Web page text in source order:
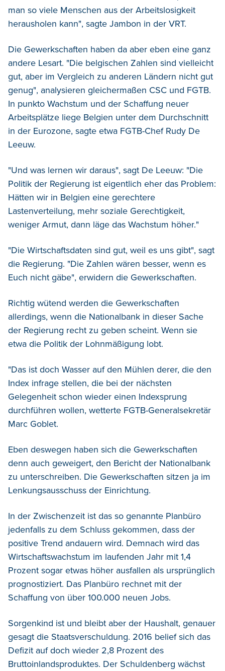
man so viele Menschen aus der Arbeitslosigkeit
herausholen kann", sagte Jambon in der VRT.
Die Gewerkschaften haben da aber eben eine ganz
andere Lesart. "Die belgischen Zahlen sind vielleicht
gut, aber im Vergleich zu anderen Ländern nicht gut
genug", analysieren gleichermaßen CSC und FGTB.
In punkto Wachstum und der Schaffung neuer
Arbeitsplätze liege Belgien unter dem Durchschnitt
in der Eurozone, sagte etwa FGTB-Chef Rudy De
Leeuw.
"Und was lernen wir daraus", sagt De Leeuw: "Die
Politik der Regierung ist eigentlich eher das Problem:
Hätten wir in Belgien eine gerechtere
Lastenverteilung, mehr soziale Gerechtigkeit,
weniger Armut, dann läge das Wachstum höher."
"Die Wirtschaftsdaten sind gut, weil es uns gibt", sagt
die Regierung. "Die Zahlen wären besser, wenn es
Euch nicht gäbe", erwidern die Gewerkschaften.
Richtig wütend werden die Gewerkschaften
allerdings, wenn die Nationalbank in dieser Sache
der Regierung recht zu geben scheint. Wenn sie
etwa die Politik der Lohnmäßigung lobt.
"Das ist doch Wasser auf den Mühlen derer, die den
Index infrage stellen, die bei der nächsten
Gelegenheit schon wieder einen Indexsprung
durchführen wollen, wetterte FGTB-Generalsekretär
Marc Goblet.
Eben deswegen haben sich die Gewerkschaften
denn auch geweigert, den Bericht der Nationalbank
zu unterschreiben. Die Gewerkschaften sitzen ja im
Lenkungsausschuss der Einrichtung.
In der Zwischenzeit ist das so genannte Planbüro
jedenfalls zu dem Schluss gekommen, dass der
positive Trend andauern wird. Demnach wird das
Wirtschaftswachstum im laufenden Jahr mit 1,4
Prozent sogar etwas höher ausfallen als ursprünglich
prognostiziert. Das Planbüro rechnet mit der
Schaffung von über 100.000 neuen Jobs.
Sorgenkind ist und bleibt aber der Haushalt, genauer
gesagt die Staatsverschuldung. 2016 belief sich das
Defizit auf doch wieder 2,8 Prozent des
Bruttoinlandsproduktes. Der Schuldenberg wächst